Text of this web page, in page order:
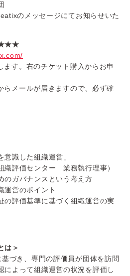
のメッセージにてお知らせいた
★★★
す。右のチケット購入からお申
メールが届きますので、必ず確
意識した組織運営」
織評価センター 業務執行理事）
のガバナンスという考え方
運営のポイント
の評価基準に基づく組織運営の実
は＞
づき、専門の評価員が団体を訪問
によって組織運営の状況を評価し